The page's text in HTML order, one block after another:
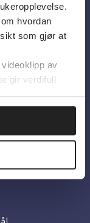
hvordan
som gjør at
av
gir verdifull